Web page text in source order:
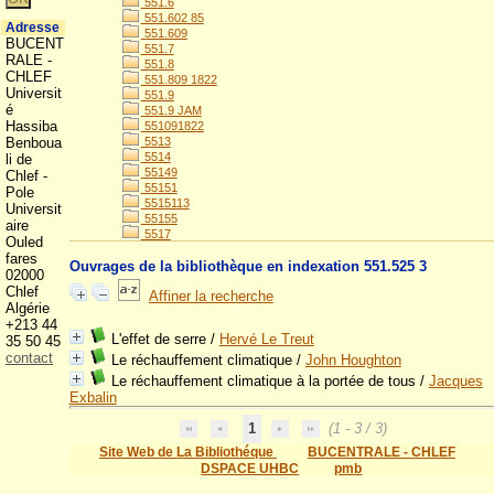
551.602 85
551.609
551.7
551.8
551.809 1822
551.9
551.9 JAM
551091822
5513
5514
55149
55151
5515113
55155
5517
Ouvrages de la bibliothèque en indexation 551.525 3
Affiner la recherche
L'effet de serre/ Hervé Le Treut
Le réchauffement climatique/ John Houghton
Le réchauffement climatique à la portée de tous / Jacques
Exbalin
1
(1 - 3 / 3)
Site Web de La Bibliothéque
BUCENTRALE - CHLEF
DSPACE UHBC
pmb
Adresse
BUCENT
RALE -
CHLEF
Universit
é
Hassiba
Benboua
li de
Chlef -
Pole
Universit
aire
Ouled
fares
02000
Chlef
Algérie
+213 44
35 50 45
contact